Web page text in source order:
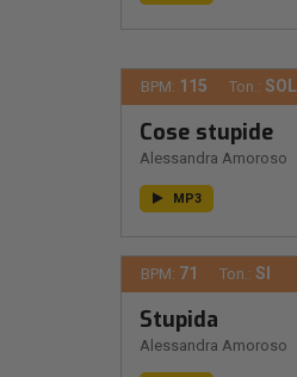
BPM: 115 Ton.: SOL
Cose stupide
Alessandra Amoroso
MP3
BPM: 71 Ton.: SI
Stupida
Alessandra Amoroso